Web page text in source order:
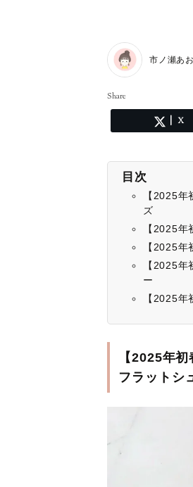
市ノ瀬あお
Share
X
目次
【2025
ズ
【2025
【2025
【2025
ー
【2025
【2025年
フラットシ